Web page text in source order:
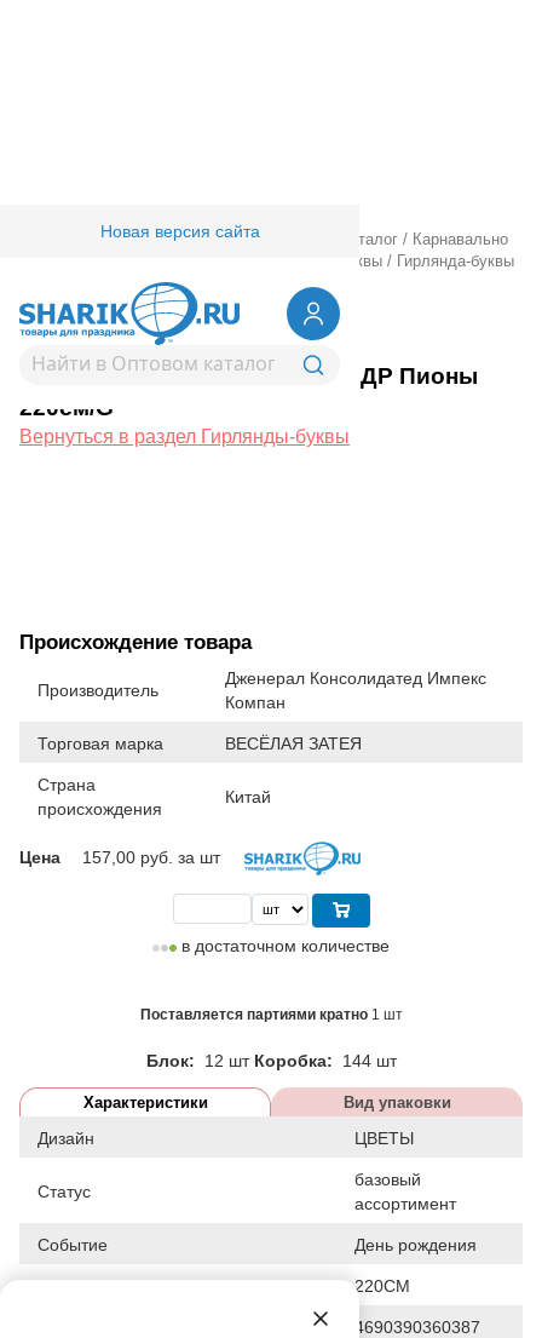
Новая версия сайта
Товары для праздника/ Оптовый каталог / Карнавально
Гирлянды-буквы / Гирлянда-буквы
С ДР Пионы 220см/G
1505-1744Гирлянда-буквы С ДР Пионы
220см/G
Вернуться в раздел Гирлянды-буквы
Происхождение товара
Производитель
Дженерал Консолидатед Импекс
Компан
Торговая марка ВЕСЁЛАЯ ЗАТЕЯ
Страна
происхождения
Китай
Цена 157,00 руб. за шт
в достаточном количестве
Поставляется партиями кратно 1 шт
Блок: 12 шт Коробка: 144 шт
Характеристики Вид упаковки
Дизайн ЦВЕТЫ
Статус
базовый
ассортимент
Событие День рождения
Общие размеры 220СМ
4690390360387